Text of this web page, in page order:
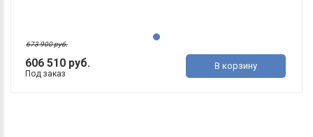
606 510 руб.
673 900 руб.
Под заказ
В корзину